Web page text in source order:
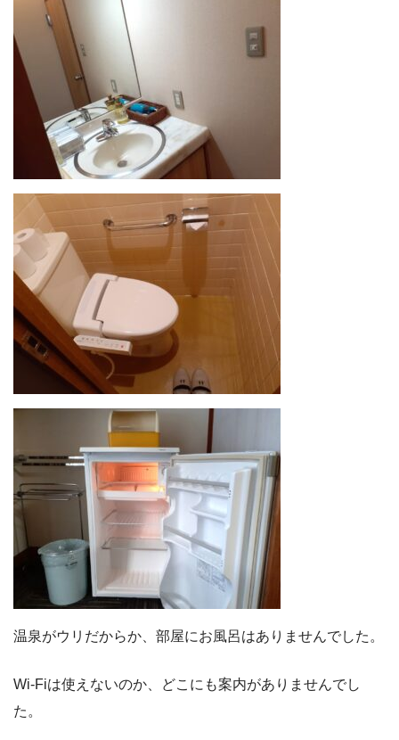
温泉がウリだからか、部屋にお風呂はありませんでした。
Wi-Fiは使えないのか、どこにも案内がありませんでし
た。